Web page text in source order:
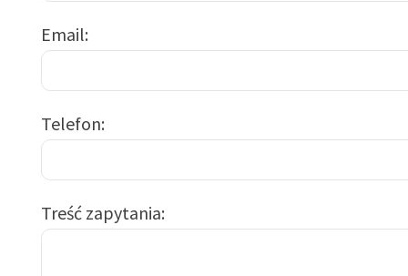
Email
Telefon
Treść zapytania